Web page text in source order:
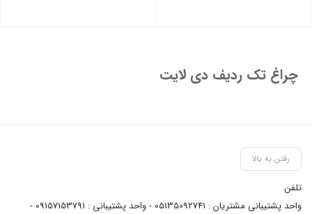
چراغ تک ردیف دی لایت
رفتن به بالا
تلفن
واحد پشتیبانی مشتریان : 05135092741 - واحد پشتیبانی : 09157153791 -